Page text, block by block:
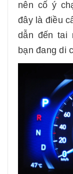
nên cố ý
đây là điều
dẫn đến tai
bạn đang di